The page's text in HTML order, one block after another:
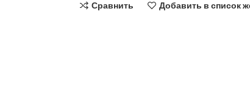
Сравнить Добавить в список